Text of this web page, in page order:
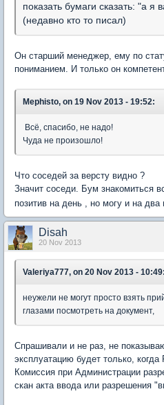
показать бумаги сказать: "а я
(недавно кто то писал)
Он старший менеджер, ему по
пониманием. И только он
Mephisto, on 19 Nov 2013 - 19:52:
Всё, спасибо, не надо!
Чуда не произошло!
Что соседей за версту видно ?
Значит соседи. Бум знакомиться
позитив на день , но могу и на два
Disah
20 Nov 2013
Valeriya777, on 20 Nov 2013 - 10:49:
неужели не могут просто взять
глазами посмотреть на документ,
Спрашивали и не раз, не
эксплуатацию будет только,
Комиссия при Администрации
скан акта ввода или разрешения